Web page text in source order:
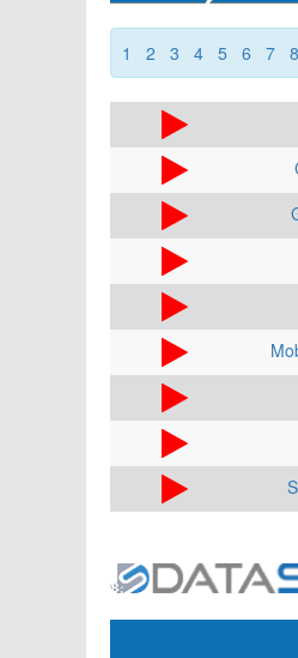
1 2 3 4 5 6 7 8